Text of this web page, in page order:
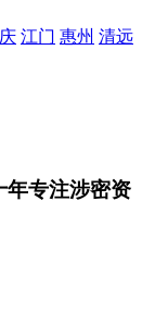
江门 惠州 清远
年专注涉密资